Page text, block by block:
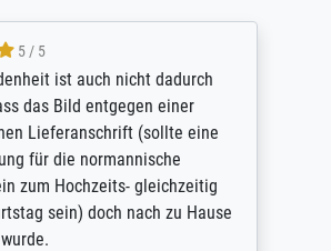
5 / 5
ist auch nicht dadurch
das Bild entgegen einer
Lieferanschrift (sollte eine
für die normannische
zum Hochzeits- gleichzeitig
sein) doch nach zu Hause